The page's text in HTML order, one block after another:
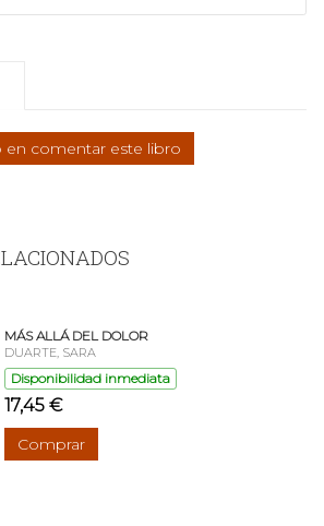
en comentar este libro
MÁS ALLÁ DEL DOLOR
DUARTE, SARA
Disponibilidad inmediata
17,45 €
Comprar